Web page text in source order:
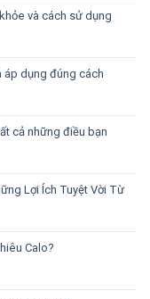
và cách sử dụng
áp dụng đúng cách
cả những điều bạn
Lợi Ích Tuyệt Vời Từ
Calo?